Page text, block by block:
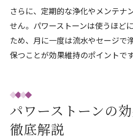
さらに、定期的な浄化やメンテナ
せん。パワーストーンは使うほど
ため、月に一度は流水やセージで
保つことが効果維持のポイントです
パワーストーンの
徹底解説